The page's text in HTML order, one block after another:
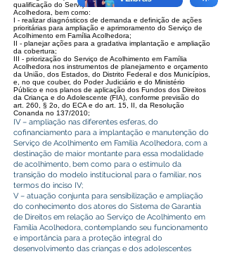
qualificação do Serviço de Acolhimento em Família
Acolhedora, bem como:
I - realizar diagnósticos de demanda e definição de ações
prioritárias para ampliação e aprimoramento do Serviço de
Acolhimento em Família Acolhedora;
II - planejar ações para a gradativa implantação e ampliação
da cobertura;
III - priorização do Serviço de Acolhimento em Família
Acolhedora nos instrumentos de planejamento e orçamento
da União, dos Estados, do Distrito Federal e dos Municípios,
e, no que couber, do Poder Judiciário e do Ministério
Público e nos planos de aplicação dos Fundos dos Direitos
da Criança e do Adolescente (FIA), conforme previsão do
art. 260, § 2o, do ECA e do art. 15, II, da Resolução
Conanda no 137/2010;
IV – ampliação nas diferentes esferas, do
cofinanciamento para a implantação e manutenção do
Serviço de Acolhimento em Família Acolhedora, com a
destinação de maior montante para essa modalidade
de acolhimento, bem como para o estímulo da
transição do modelo institucional para o familiar, nos
termos do inciso IV;
V – atuação conjunta para sensibilização e ampliação
do conhecimento dos atores do Sistema de Garantia
de Direitos em relação ao Serviço de Acolhimento em
Família Acolhedora, contemplando seu funcionamento
e importância para a proteção integral do
desenvolvimento das crianças e dos adolescentes